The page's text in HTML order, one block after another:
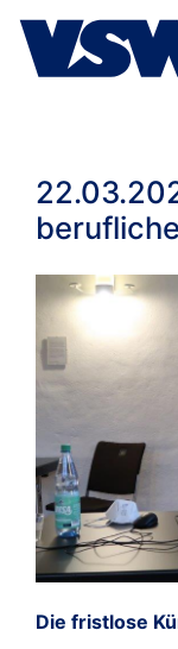
Die fristlose